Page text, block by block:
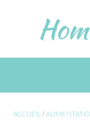
ACCUEIL /